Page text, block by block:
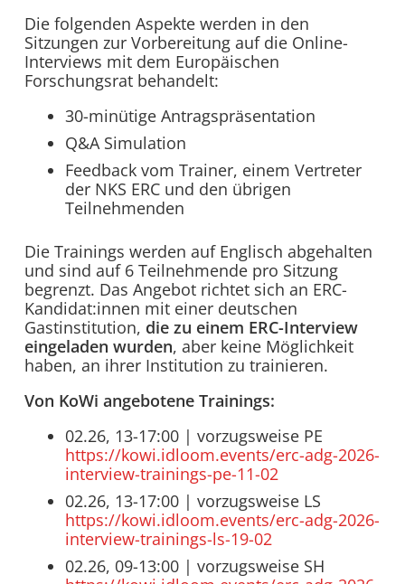
Die folgenden Aspekte werden in den
Sitzungen zur Vorbereitung auf die Online-
Interviews mit dem Europäischen
Forschungsrat behandelt:
30-minütige Antragspräsentation
Q&A Simulation
Feedback vom Trainer, einem Vertreter
der NKS ERC und den übrigen
Teilnehmenden
Die Trainings werden auf Englisch abgehalten
und sind auf 6 Teilnehmende pro Sitzung
begrenzt. Das Angebot richtet sich an ERC-
Kandidat:innen mit einer deutschen
Gastinstitution, die zu einem ERC-Interview
eingeladen wurden, aber keine Möglichkeit
haben, an ihrer Institution zu trainieren.
Von KoWi angebotene Trainings:
02.26, 13-17:00 | vorzugsweise PE
https://kowi.idloom.events/erc-adg-2026-
interview-trainings-pe-11-02
02.26, 13-17:00 | vorzugsweise LS
https://kowi.idloom.events/erc-adg-2026-
interview-trainings-ls-19-02
02.26, 09-13:00 | vorzugsweise SH